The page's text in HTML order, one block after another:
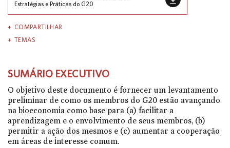
Estratégias e Práticas do G20
COMPARTILHAR
TEMAS
SUMÁRIO EXECUTIVO
O objetivo deste documento é fornecer um levantamento
preliminar de como os membros do G20 estão avançando
na bioeconomia como base para (a) facilitar a
aprendizagem e o envolvimento de seus membros, (b)
permitir a ação dos mesmos e (c) aumentar a cooperação
em áreas de interesse comum.